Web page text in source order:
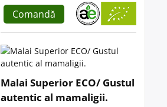
Comandă
Malai Superior ECO/ Gustul
autentic al mamaligii.